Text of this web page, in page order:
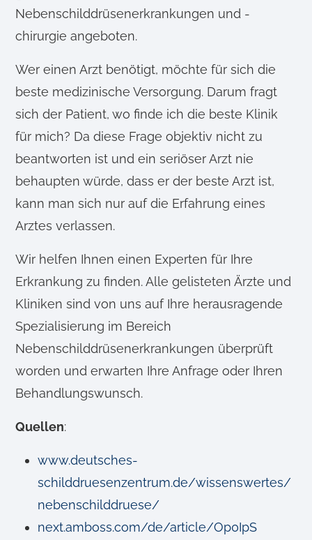
Nebenschilddrüsenerkrankungen und -
chirurgie angeboten.
Wer einen Arzt benötigt, möchte für sich die
beste medizinische Versorgung. Darum fragt
sich der Patient, wo finde ich die beste Klinik
für mich? Da diese Frage objektiv nicht zu
beantworten ist und ein seriöser Arzt nie
behaupten würde, dass er der beste Arzt ist,
kann man sich nur auf die Erfahrung eines
Arztes verlassen.
Wir helfen Ihnen einen Experten für Ihre
Erkrankung zu finden. Alle gelisteten Ärzte und
Kliniken sind von uns auf Ihre herausragende
Spezialisierung im Bereich
Nebenschilddrüsenerkrankungen überprüft
worden und erwarten Ihre Anfrage oder Ihren
Behandlungswunsch.
Quellen:
www.deutsches-
schilddruesenzentrum.de/wissenswertes/
nebenschilddruese/
next.amboss.com/de/article/Op0IpS